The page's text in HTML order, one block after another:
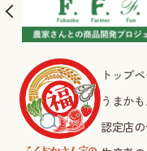
トップ
うまか
認定店